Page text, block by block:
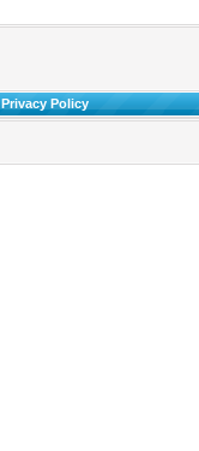
Privacy Policy